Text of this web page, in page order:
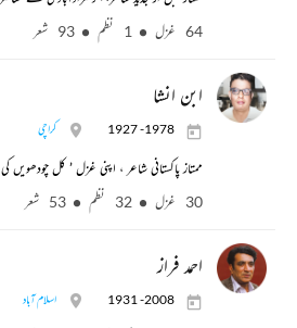
64 غزل
1 نظم 93 شعر
ابن انشا
1927 -1978 کراچی
ممتاز پاکستانی شاعر ، اپنی غزل ’ کل
30 غزل
32 نظم 53 شعر
احمد فراز
1931 -2008 اسلام آباد